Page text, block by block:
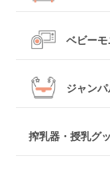
ベビーベッドその
他
ロッキングタイプ
抱っこ紐その他
すべて
ベビー
ジャン
搾乳器・授乳グ